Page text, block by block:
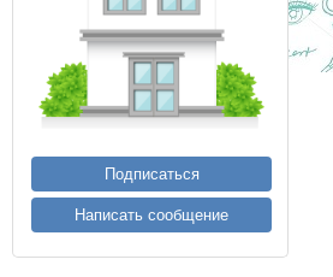
Подписаться
Написать сообщение